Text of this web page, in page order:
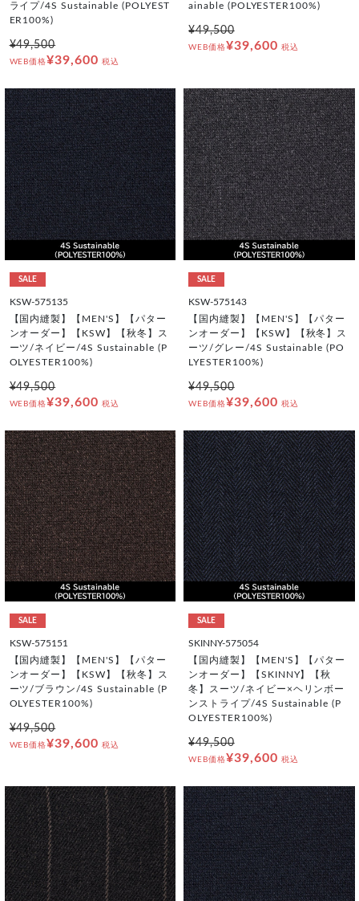
ライプ/4S Sustainable (POLYEST
ER100%)
¥49,500
WEB価格¥39,600 税込
ainable (POLYESTER100%)
¥49,500
WEB価格¥39,600 税込
SALE
KSW-575135
【国内縫製】【MEN'S】【パター
ンオーダー】【KSW】【秋冬】ス
ーツ/ネイビー/4S Sustainable (P
OLYESTER100%)
¥49,500
WEB価格¥39,600 税込
SALE
KSW-575143
【国内縫製】【MEN'S】【パター
ンオーダー】【KSW】【秋冬】ス
ーツ/グレー/4S Sustainable (PO
LYESTER100%)
¥49,500
WEB価格¥39,600 税込
SALE
KSW-575151
【国内縫製】【MEN'S】【パター
ンオーダー】【KSW】【秋冬】ス
ーツ/ブラウン/4S Sustainable (P
OLYESTER100%)
¥49,500
WEB価格¥39,600 税込
SALE
SKINNY-575054
【国内縫製】【MEN'S】【パター
ンオーダー】【SKINNY】【秋
冬】スーツ/ネイビー×ヘリンボー
ンストライプ/4S Sustainable (P
OLYESTER100%)
¥49,500
WEB価格¥39,600 税込